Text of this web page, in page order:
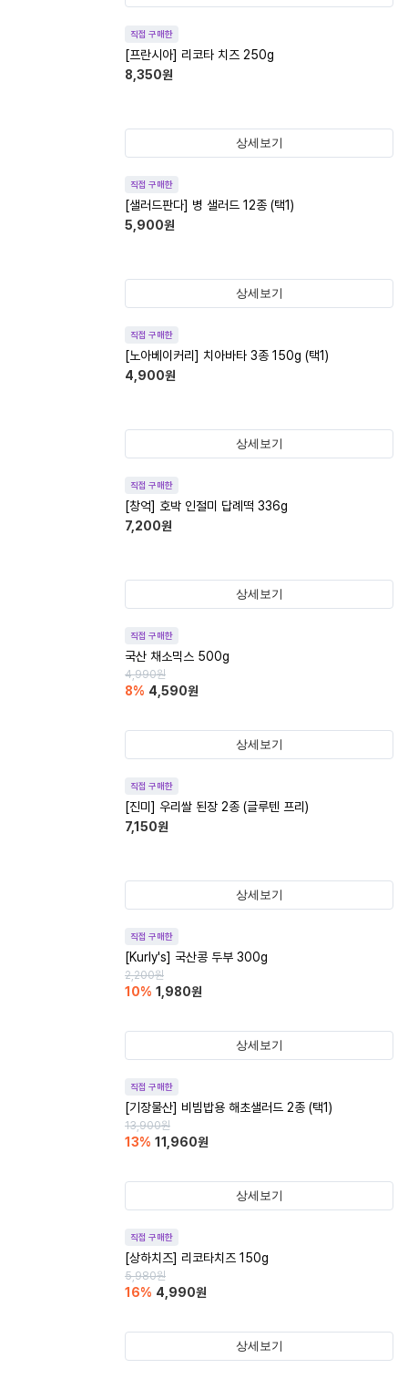
직접 구매한
[프란시아] 리코타 치즈 250g
8,350원
상세보기
직접 구매한
[샐러드판다] 병 샐러드 12종 (택1)
5,900원
상세보기
직접 구매한
[노아베이커리] 치아바타 3종 150g (택1)
4,900원
상세보기
직접 구매한
[창억] 호박 인절미 답례떡 336g
7,200원
상세보기
직접 구매한
국산 채소믹스 500g
4,990원
8% 4,590원
상세보기
직접 구매한
[진미] 우리쌀 된장 2종 (글루텐 프리)
7,150원
상세보기
직접 구매한
[Kurly's] 국산콩 두부 300g
2,200원
10% 1,980원
상세보기
직접 구매한
[기장물산] 비빔밥용 해초샐러드 2종 (택1)
13,900원
13% 11,960원
상세보기
직접 구매한
[상하치즈] 리코타치즈 150g
5,980원
16% 4,990원
상세보기